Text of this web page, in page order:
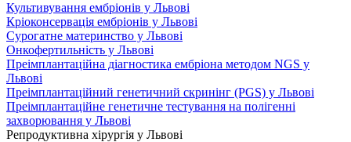
Культивування ембріонів у Львові
Кріоконсервація ембріонів у Львові
Сурогатне материнство у Львові
Онкофертильність у Львові
Преімплантаційна діагностика ембріона методом NGS у
Львові
Преімплантаційний генетичний скринінг (PGS) у Львові
Преімплантаційне генетичне тестування на полігенні
захворювання у Львові
Репродуктивна хірургія у Львові